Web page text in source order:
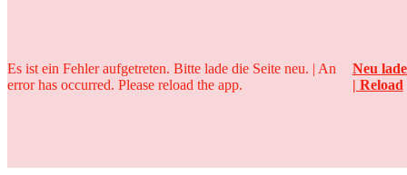
25 Jahre
Es ist ein Fehler aufgetreten. Bitte lade die Seite neu. | An
error has occurred. Please reload the app.
Neu
| Reload